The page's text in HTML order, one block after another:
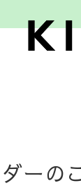
ダーの